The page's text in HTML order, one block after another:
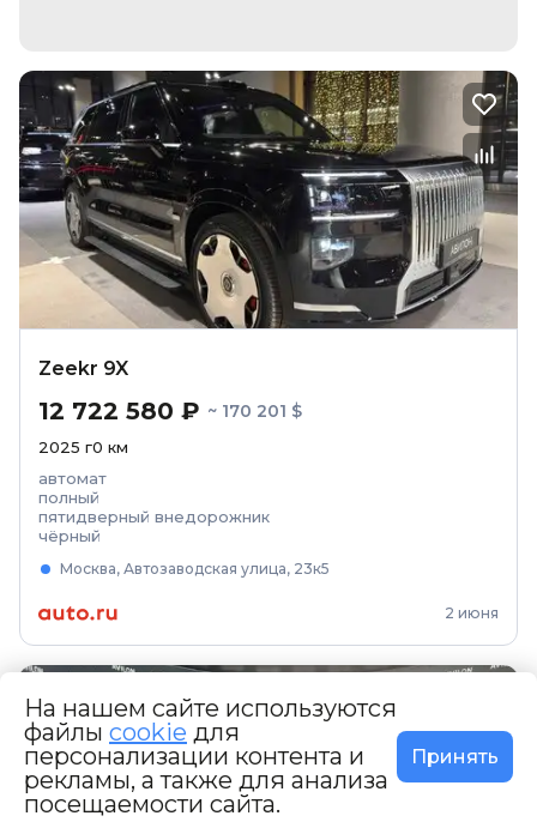
Zeekr 9X
12 722 580 ₽ ~ 170 201 $
2025 г0 км
автомат
полный
пятидверный внедорожник
чёрный
Москва, Автозаводская улица, 23к5
2 июня
На нашем сайте используются
файлы cookie для
персонализации контента и
рекламы, a также для анализа
посещаемости сайта.
Принять